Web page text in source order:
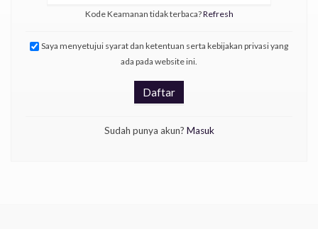
Kode Keamanan tidak terbaca?Refresh
Saya menyetujui syarat dan ketentuan serta kebijakan privasi yang
ada pada website ini.
Daftar
Sudah punya akun? Masuk